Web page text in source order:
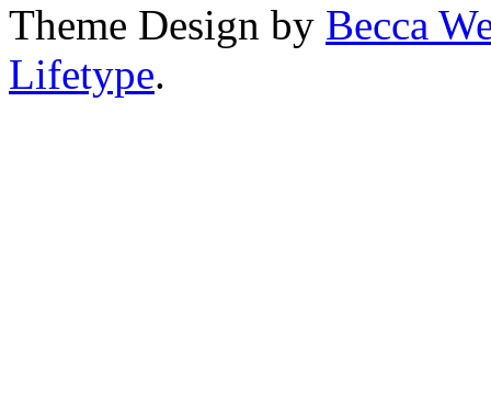
Theme Design by Becca
Lifetype.